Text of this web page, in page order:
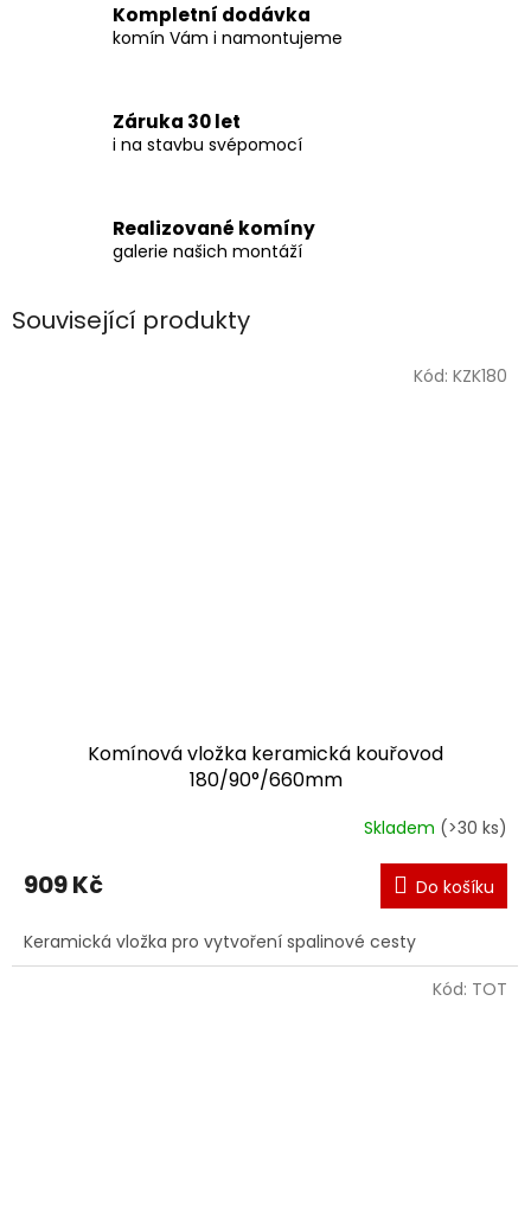
Kompletní dodávka
komín Vám i namontujeme
Záruka 30 let
i na stavbu svépomocí
Realizované komíny
galerie našich montáží
Související produkty
Komínová vložka keramická kouřovod
180/90°/660mm
Skladem (>30 ks)
909 Kč Do košíku
Keramická vložka pro vytvoření spalinové cesty
Kód: KZK180
Kód: TOT